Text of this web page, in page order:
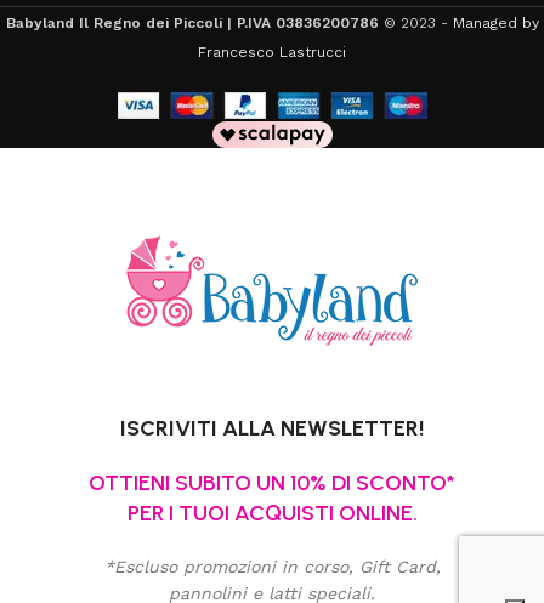
Babyland Il Regno dei Piccoli | P.IVA 03836200786 © 2023 - Managed by
Francesco Lastrucci
ISCRIVITI ALLA NEWSLETTER!
OTTIENI SUBITO UN 10% DI SCONTO*
PER I TUOI ACQUISTI ONLINE.
*Escluso promozioni in corso, Gift Card,
pannolini e latti speciali.